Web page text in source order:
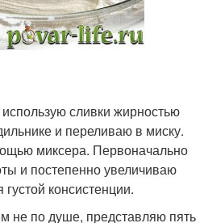
сливки жирностью
и переливаю в миску.
миксера. Первоначально
и постепенно увеличиваю
консистенции.
не по душе, представляю пять